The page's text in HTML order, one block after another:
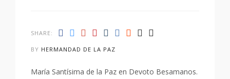
SHARE:
BY HERMANDAD DE LA PAZ
María Santísima de la Paz en Devoto Besamanos.